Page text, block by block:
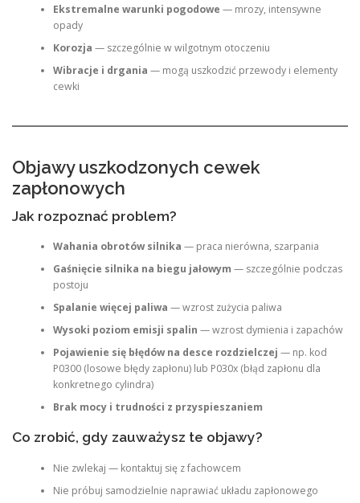
Ekstremalne warunki pogodowe — mrozy, intensywne
opady
Korozja — szczególnie w wilgotnym otoczeniu
Wibracje i drgania — mogą uszkodzić przewody i elementy
cewki
Objawy uszkodzonych cewek
zapłonowych
Jak rozpoznać problem?
Wahania obrotów silnika — praca nierówna, szarpania
Gaśnięcie silnika na biegu jałowym — szczególnie podczas
postoju
Spalanie więcej paliwa — wzrost zużycia paliwa
Wysoki poziom emisji spalin — wzrost dymienia i zapachów
Pojawienie się błędów na desce rozdzielczej — np. kod
P0300 (losowe błędy zapłonu) lub P030x (błąd zapłonu dla
konkretnego cylindra)
Brak mocy i trudności z przyspieszaniem
Co zrobić, gdy zauważysz te objawy?
Nie zwlekaj — kontaktuj się z fachowcem
Nie próbuj samodzielnie naprawiać układu zapłonowego